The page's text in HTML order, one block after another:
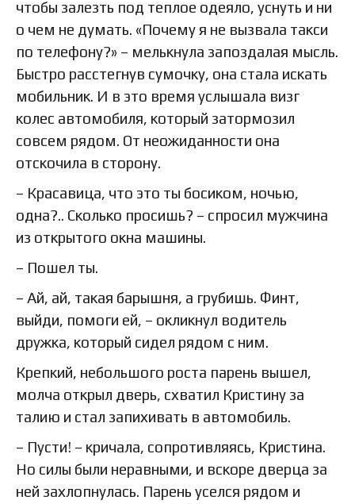
чтобы залезть под теплое одеяло, уснуть и ни
о чем не думать. «Почему я не вызвала такси
по телефону?» – мелькнула запоздалая мысль.
Быстро расстегнув сумочку, она стала искать
мобильник. И в это время услышала визг
колес автомобиля, который затормозил
совсем рядом. От неожиданности она
отскочила в сторону.
– Красавица, что это ты босиком, ночью,
одна?.. Сколько просишь? – спросил мужчина
из открытого окна машины.
– Пошел ты.
– Ай, ай, такая барышня, а грубишь. Финт,
выйди, помоги ей, – окликнул водитель
дружка, который сидел рядом с ним.
Крепкий, небольшого роста парень вышел,
молча открыл дверь, схватил Кристину за
талию и стал запихивать в автомобиль.
– Пусти! – кричала, сопротивляясь, Кристина.
Но силы были неравными, и вскоре дверца за
ней захлопнулась. Парень уселся рядом и